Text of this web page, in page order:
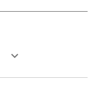
keyboard_arrow_down